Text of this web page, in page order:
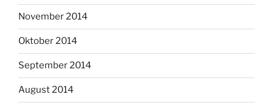
November 2014
Oktober 2014
September 2014
August 2014